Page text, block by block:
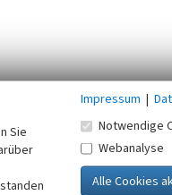
Sie
Impressum |
Notwendige
Webanalyse